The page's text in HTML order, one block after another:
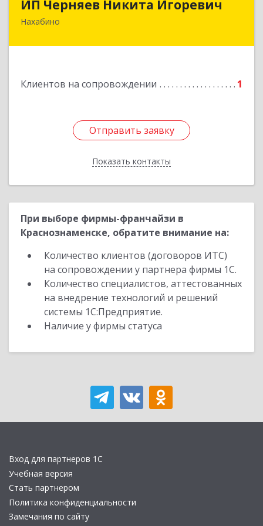
ИП Черняев Никита Игоревич
Нахабино
Клиентов на сопровождении 1
Отправить заявку
Показать контакты
143430, Московская обл, Красногорский р-н,
Подробнее
Отправить заявку
Назад
При выборе фирмы-франчайзи в
Краснознаменске, обратите внимание на:
Количество клиентов (договоров ИТС)
на сопровождении у партнера фирмы 1С.
Количество специалистов, аттестованных
на внедрение технологий и решений
системы 1С:Предприятие.
Наличие у фирмы статуса
Вход для партнеров 1С
Учебная версия
Стать партнером
Политика конфиденциальности
Замечания по сайту